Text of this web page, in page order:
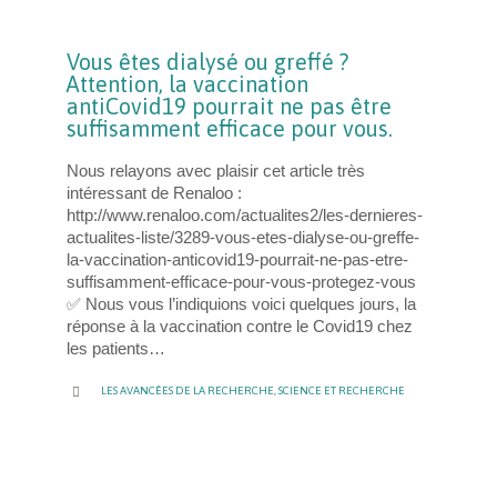
Vous êtes dialysé ou greffé ?
Attention, la vaccination
antiCovid19 pourrait ne pas être
suffisamment efficace pour vous.
Nous relayons avec plaisir cet article très
intéressant de Renaloo :
http://www.renaloo.com/actualites2/les-dernieres-
actualites-liste/3289-vous-etes-dialyse-ou-greffe-
la-vaccination-anticovid19-pourrait-ne-pas-etre-
suffisamment-efficace-pour-vous-protegez-vous
✅ Nous vous l’indiquions voici quelques jours, la
réponse à la vaccination contre le Covid19 chez
les patients…
 CATEGORY
LES AVANCÉES DE LA RECHERCHE,SCIENCE ET RECHERCHE